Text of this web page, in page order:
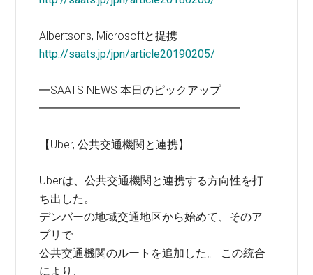
Albertsons, Microsoftと提携
http://saats.jp/jpn/article20190205/
━SAATS NEWS 本日のピックアップ
━━━━━━━━━━━━━━━━━━
【Uber, 公共交通機関と連携】
Uberは、公共交通機関と連携する方向性を打
ち出した。
デンバーの地域交通地区から始めて、そのア
プリで
公共交通機関のルートを追加した。 この統合
により、